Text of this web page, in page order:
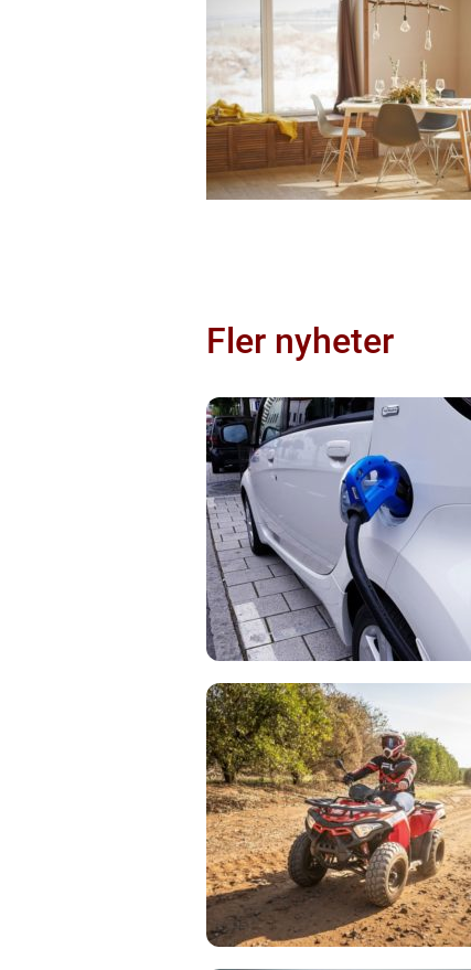
Fler nyheter